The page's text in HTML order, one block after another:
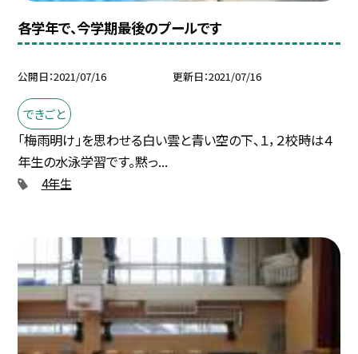
各学年で、今学期最後のプールです
公開日 2021/07/16 更新日 2021/07/16
できごと
「梅雨明け」を思わせる白い雲と青い空の下、１，２校時は４
年生の水泳学習です。黙っ...
4年生